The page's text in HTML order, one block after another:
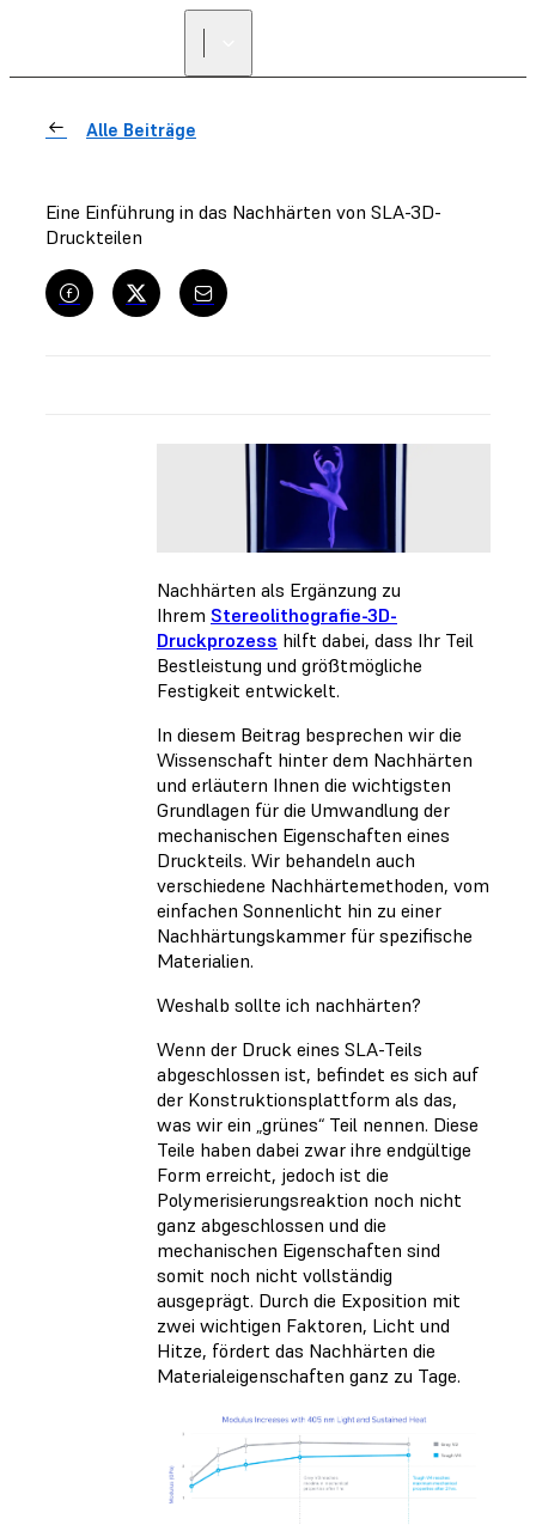
Alle Beiträge
Eine Einführung in das Nachhärten von SLA-3D-
Druckteilen
Nachhärten als Ergänzung zu
Ihrem Stereolithografie-3D-
Druckprozess hilft dabei, dass Ihr Teil
Bestleistung und größtmögliche
Festigkeit entwickelt.
In diesem Beitrag besprechen wir die
Wissenschaft hinter dem Nachhärten
und erläutern Ihnen die wichtigsten
Grundlagen für die Umwandlung der
mechanischen Eigenschaften eines
Druckteils. Wir behandeln auch
verschiedene Nachhärtemethoden, vom
einfachen Sonnenlicht hin zu einer
Nachhärtungskammer für spezifische
Materialien.
Weshalb sollte ich nachhärten?
Wenn der Druck eines SLA-Teils
abgeschlossen ist, befindet es sich auf
der Konstruktionsplattform als das,
was wir ein „grünes“ Teil nennen. Diese
Teile haben dabei zwar ihre endgültige
Form erreicht, jedoch ist die
Polymerisierungsreaktion noch nicht
ganz abgeschlossen und die
mechanischen Eigenschaften sind
somit noch nicht vollständig
ausgeprägt. Durch die Exposition mit
zwei wichtigen Faktoren, Licht und
Hitze, fördert das Nachhärten die
Materialeigenschaften ganz zu Tage.